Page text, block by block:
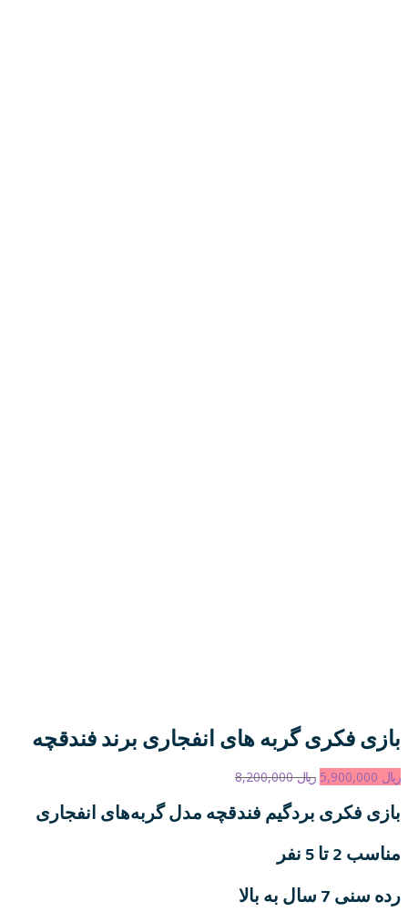
بازی فکری گربه های انفجاری برند فندقچه
ریال ریال8,200,000
بازی فکری بردگیم فندقچه مدل گربه‌های انفجاری
مناسب 2 تا 5 نفر
رده سنی 7 سال به بالا